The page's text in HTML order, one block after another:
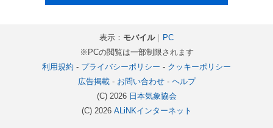
表示： モバイル｜
PC
※PCの閲覧は一部制限されます
利用規約 - プライバシーポリシー - クッキーポリシー
広告掲載- お問い合わせ- ヘルプ
(C) 2026 日本気象協会
(C) 2026 ALiNKインターネット